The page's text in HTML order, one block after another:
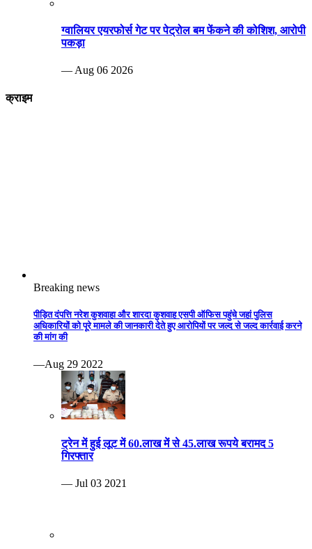
ग्वालियर एयरफोर्स गेट पर पेट्रोल बम फेंकने की कोशिश, आरोपी
पकड़ा
— Aug 06 2026
क्राइम
Breaking news
पीड़ित दंपत्ति नरेश कुशवाहा और शारदा कुशवाह एसपी ऑफिस पहुंचे जहां पुलिस
अधिकारियों को पूरे मामले की जानकारी देते हुए आरोपियों पर जल्द से जल्द कार्रवाई करने
की मांग की
—Aug 29 2022
ट्रेन में हुई लूट में 60.लाख में से 45.लाख रूपये बरामद 5
गिरफ्तार
— Jul 03 2021